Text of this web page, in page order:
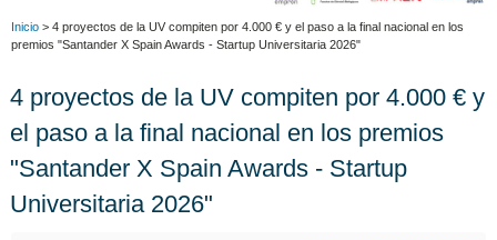
Inicio > 4 proyectos de la UV compiten por 4.000 € y el paso a la final nacional en los
premios "Santander X Spain Awards - Startup Universitaria 2026"
4 proyectos de la UV compiten por 4.000 € y
el paso a la final nacional en los premios
"Santander X Spain Awards - Startup
Universitaria 2026"